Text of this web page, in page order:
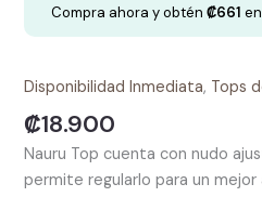
Compra ahora y obtén₡661 en
Disponibilidad Inmediata, Tops
₡18.900
Nauru Top cuenta con nudo
permite regularlo para un